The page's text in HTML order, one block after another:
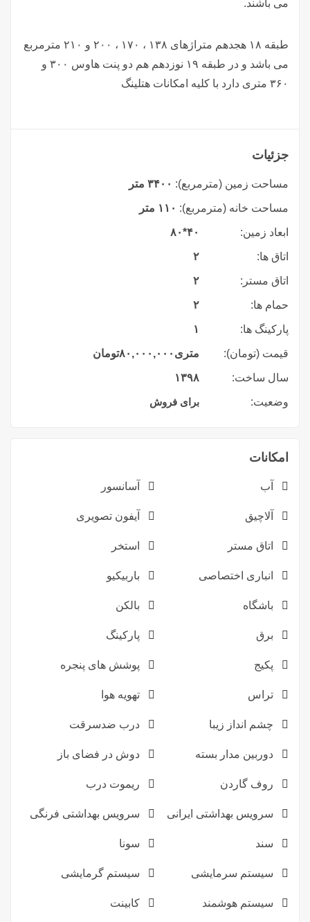
می باشند.
طبقه ۱۸ هجدهم متراژهای ۱۳۸ ، ۱۷۰ ، ۲۰۰ و ۲۱۰ مترمربع
می باشد و در طبقه ۱۹ نوزدهم هم دو پنت هاوس ۳۰۰ و
۳۶۰ متری دارد با کلیه امکانات هتلینگ
جزئیات
مساحت زمین (مترمربع): ۳۴۰۰ متر
مساحت خانه (مترمربع): ۱۱۰ متر
ابعاد زمین: ۴۰*۸۰
اتاق ها: ۲
اتاق مستر: ۲
حمام ها: ۲
پارکینگ ها: ۱
قیمت (تومان): متری ۸۰,۰۰۰,۰۰۰تومان
سال ساخت: ۱۳۹۸
وضعیت: برای فروش
امکانات
آب آسانسور
آلاچیق آیفون تصویری
اتاق مستر استخر
انباری اختصاصی باربیکیو
باشگاه بالکن
برق پارکینگ
پکیج پوشش های پنجره
تراس تهویه هوا
چشم انداز زیبا درب ضدسرقت
دوربین مدار بسته دوش در فضای باز
روف گاردن ریموت درب
سرویس بهداشتی ایرانی سرویس بهداشتی فرنگی
سند سونا
سیستم سرمایشی سیستم گرمایشی
سیستم هوشمند کابینت